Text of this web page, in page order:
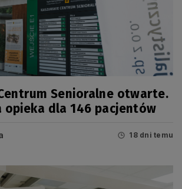
Senioralne otwarte.
opieka dla 146 pacjentów
18 dni temu